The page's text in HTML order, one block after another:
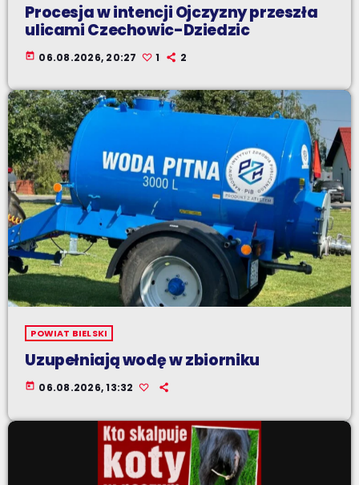
Procesja w intencji Ojczyzny przeszła
ulicami Czechowic-Dziedzic
today 06.08.2026, 20:27 1 2
POWIAT BIELSKI
Uzupełniają wodę w zbiorniku
today 06.08.2026, 13:32